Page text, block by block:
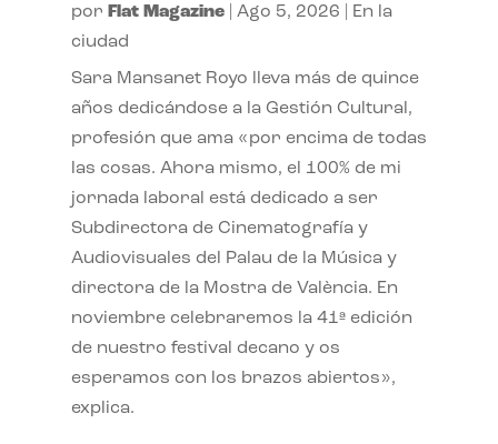
por Flat Magazine| Ago 5, 2026
En la
ciudad
Sara Mansanet Royo lleva más de quince
años dedicándose a la Gestión Cultural,
profesión que ama «por encima de todas
las cosas. Ahora mismo, el 100% de mi
jornada laboral está dedicado a ser
Subdirectora de Cinematografía y
Audiovisuales del Palau de la Música y
directora de la Mostra de València. En
noviembre celebraremos la 41ª edición
de nuestro festival decano y os
esperamos con los brazos abiertos»,
explica.